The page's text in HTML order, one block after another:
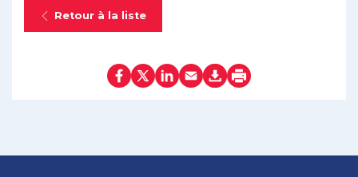
Retour à la liste